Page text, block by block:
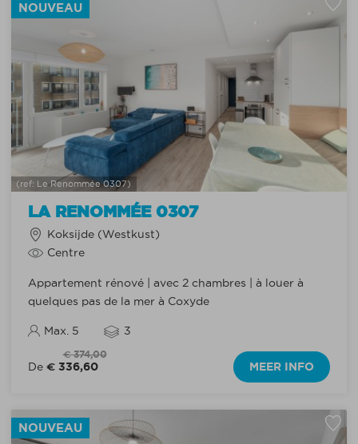
LA RENOMMÉE 0307
NOUVEAU
(ref: Le Renommée 0307)
Koksijde (Westkust)
Centre
Appartement rénové | avec 2 chambres | à louer à
quelques pas de la mer à Coxyde
Max. 5 3
€ 374,00
De € 336,60 MEER INFO
NOUVEAU